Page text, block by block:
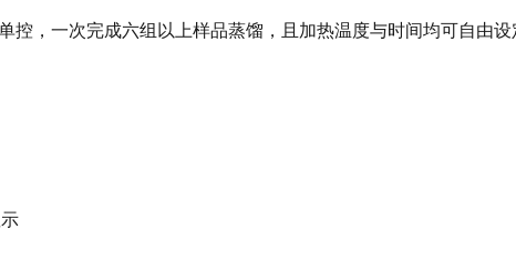
控，一次完成六组以上样品蒸馏，且加热温度与时间均可自由设